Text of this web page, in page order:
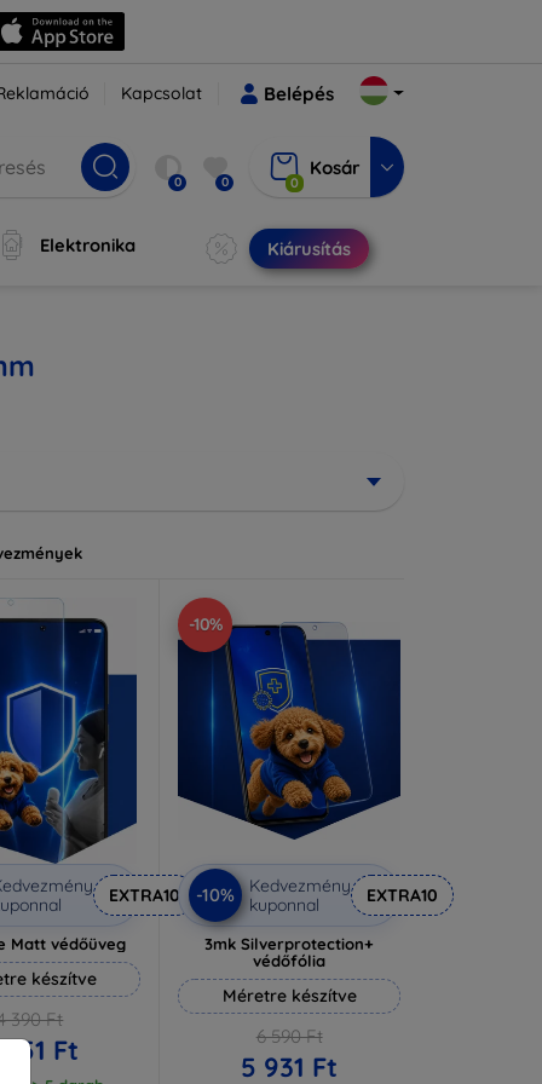
Kapcsolat Belépés
0 0 0
Kosár
Elektronika Kiárusítás
EXTRA10
Matt védőüveg
készítve
390 Ft
Ft
-10%
-10%
Kedvezmény
kuponnal
EXTRA10
3mk Silverprotection+
védőfólia
Méretre készítve
6 590 Ft
5 931 Ft